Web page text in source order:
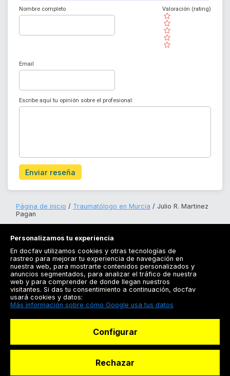
Nombre completo
( )
( )
( )
( )
( )
Valoración (rating)
Email
Escribe aquí tu opinión sobre el profesional:
Enviar reseña
Página de inicio Traumatólogo en Murcia
Julio R. Martinez
Pagan
Registrarse
Docfav
Personalizamos tu experiencia
En docfav utilizamos cookies y otras tecnologías de
rastreo para mejorar tu experiencia de navegación en
nuestra web, para mostrarte contenidos personalizados y
anuncios segmentados, para analizar el tráfico de nuestra
web y para comprender de donde llegan nuestros
visitantes. Si das tu consentimiento a continuación, docfav
usará cookies y datos:
Más información sobre cómo Google usa tus datos
Configurar
Rechazar